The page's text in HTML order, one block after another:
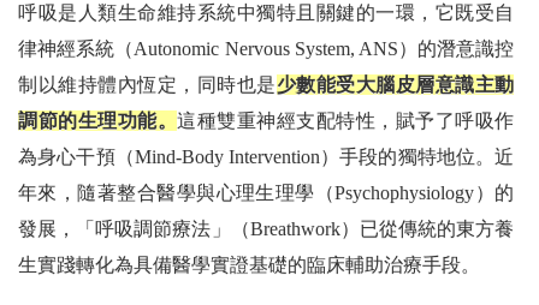
呼吸是人類生命維持系統中獨特且關鍵的一環，它既受自
律神經系統（Autonomic Nervous System, ANS）的潛意識控
制以維持體內恆定，同時也是少數能受大腦皮層意識主動
調節的生理功能。這種雙重神經支配特性，賦予了呼吸作
為身心干預（Mind-Body Intervention）手段的獨特地位。近
年來，隨著整合醫學與心理生理學（Psychophysiology）的
發展，「呼吸調節療法」（Breathwork）已從傳統的東方養
生實踐轉化為具備醫學實證基礎的臨床輔助治療手段。